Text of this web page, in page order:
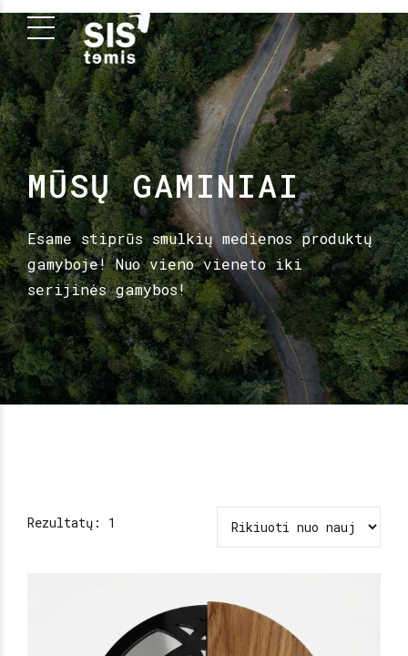
MŪSŲ GAMINIAI
Esame stiprūs smulkių medienos produktų
gamyboje! Nuo vieno vieneto iki
serijinės gamybos!
Rezultatų: 1